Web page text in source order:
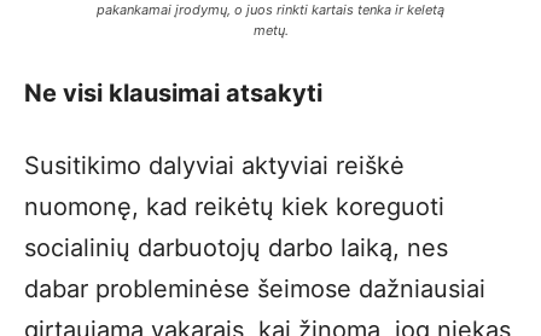
pakankamai įrodymų, o juos rinkti kartais tenka ir keletą
metų.
Ne visi klausimai atsakyti
Susitikimo dalyviai aktyviai reiškė
nuomonę, kad reikėtų kiek koreguoti
socialinių darbuotojų darbo laiką, nes
dabar probleminėse šeimose dažniausiai
girtaujama vakarais, kai žinoma, jog niekas